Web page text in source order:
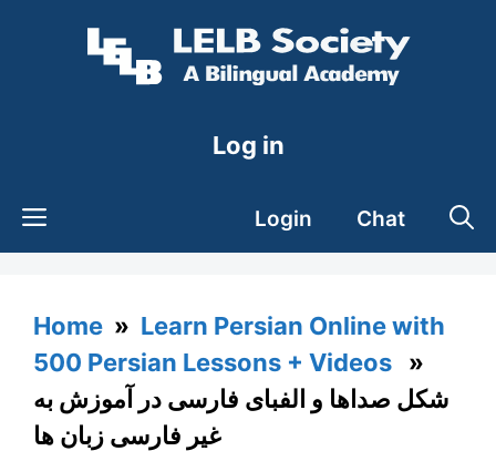
Log in
Login Chat
Home » Learn Persian Online with
500 Persian Lessons + Videos »
شکل صداها و الفبای فارسی در آموزش به
غیر فارسی زبان ها